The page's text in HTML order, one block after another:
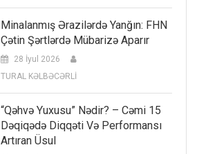
Minalanmış Ərazilərdə Yanğın: FHN
Çətin Şərtlərdə Mübarizə Aparır
28 İyul 2026
TURAL KƏLBƏCƏRLİ
“Qəhvə Yuxusu” Nədir? – Cəmi 15
Dəqiqədə Diqqəti Və Performansı
Artıran Üsul